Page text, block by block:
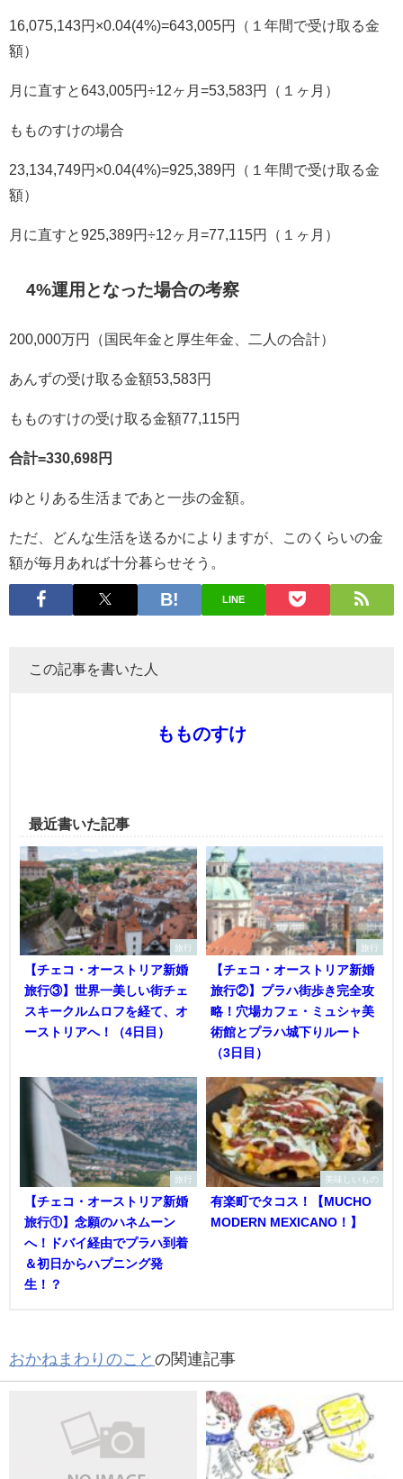
16,075,143円×0.04(4%)=643,005円（１年間で受け取る金
額）
月に直すと643,005円÷12ヶ月=53,583円（１ヶ月）
もものすけの場合
23,134,749円×0.04(4%)=925,389円（１年間で受け取る金
額）
月に直すと925,389円÷12ヶ月=77,115円（１ヶ月）
4%運用となった場合の考察
200,000万円（国民年金と厚生年金、二人の合計）
あんずの受け取る金額53,583円
もものすけの受け取る金額77,115円
合計=330,698円
ゆとりある生活まであと一歩の金額。
ただ、どんな生活を送るかによりますが、このくらいの金
額が毎月あれば十分暮らせそう。
LINE
この記事を書いた人
もものすけ
最近書いた記事
旅行
【チェコ・オーストリア新婚
旅行③】世界一美しい街チェ
スキークルムロフを経て、オ
ーストリアへ！（4日目）
旅行
【チェコ・オーストリア新婚
旅行②】プラハ街歩き完全攻
略！穴場カフェ・ミュシャ美
術館とプラハ城下りルート
（3日目）
旅行
【チェコ・オーストリア新婚
旅行①】念願のハネムーン
へ！ドバイ経由でプラハ到着
＆初日からハプニング発
生！？
美味しいもの
有楽町でタコス！【MUCHO
MODERN MEXICANO！】
おかねまわりのこと の関連記事